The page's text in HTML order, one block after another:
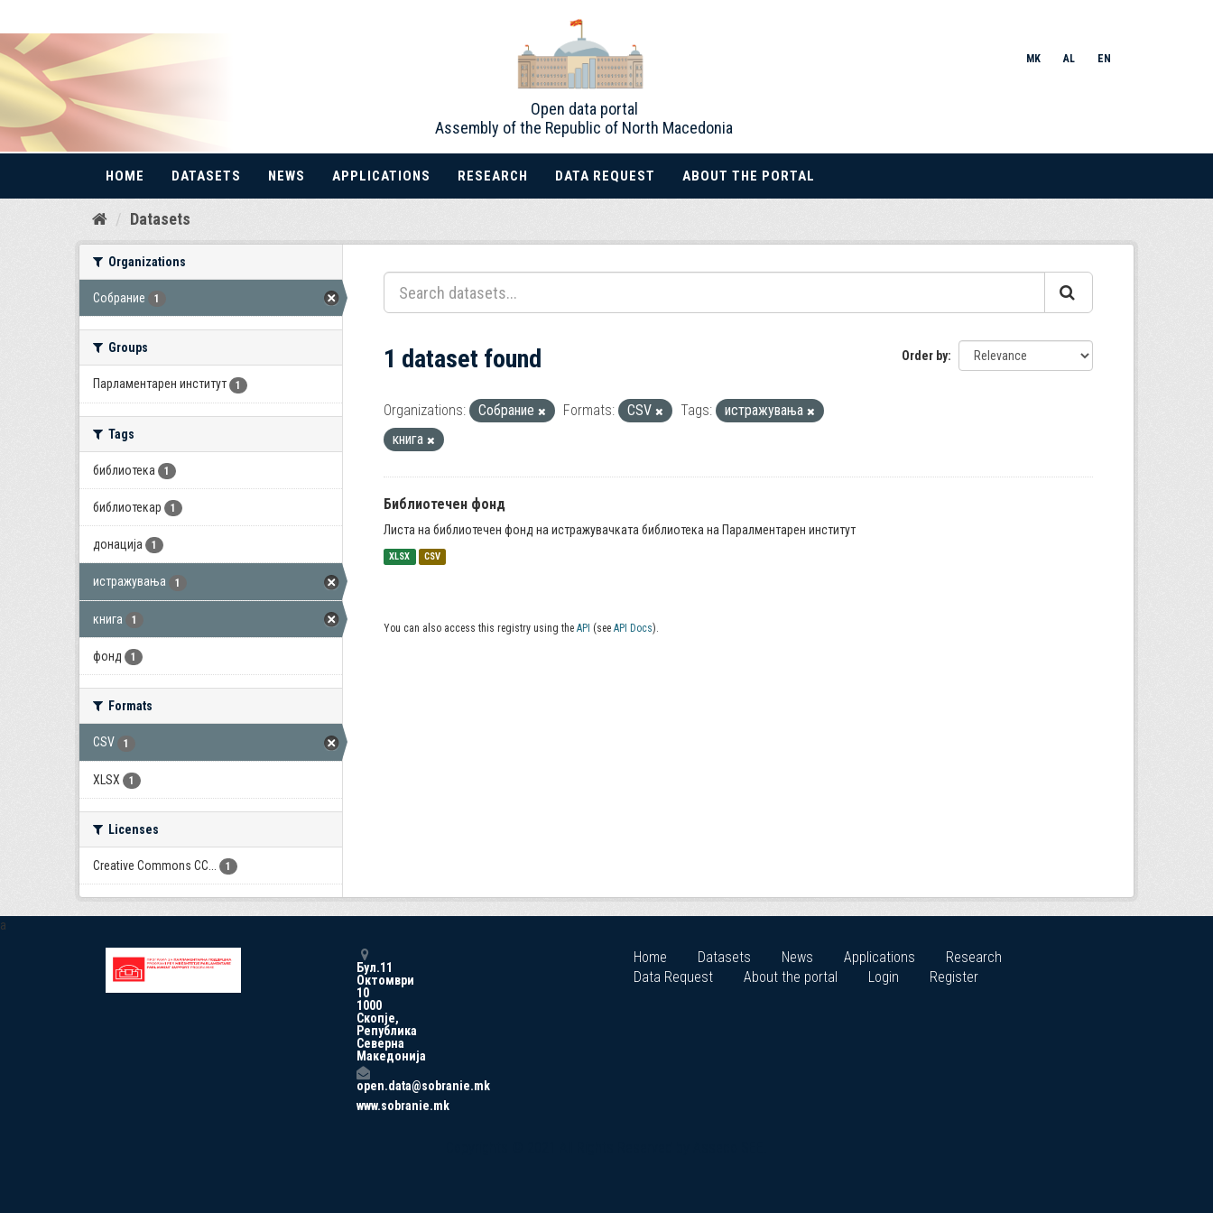
Skip
Open data portal
Assembly of the Republic of North Macedonia
MK AL EN
HOME DATASETS NEWS APPLICATIONS RESEARCH DATA REQUEST ABOUT THE PORTAL
Datasets
Organizations
Собрание 1
Groups
Парламентарен институт 1
Tags
библиотека 1
библиотекар 1
донација 1
истражувања 1
книга 1
фонд 1
Formats
CSV 1
XLSX 1
Licenses
Creative Commons CC... 1
Order by
1 dataset found
Organizations: Собрание Formats: CSV Tags:
истражувања
книга
Библиотечен фонд
Листа на библиотечен фонд на истражувачката библиотека на Паралментарен институт
XLSX CSV
You can also access this registry using the API (see API Docs).
a
Бул.11
Октомври
10
1000
Скопје,
Република
Северна
Македонија
open.data@sobranie.mk
www.sobranie.mk
Home Datasets News Applications
Research
Data Request
About the portal Login Register